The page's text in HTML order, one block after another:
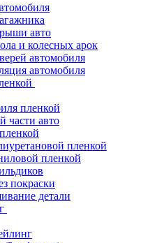
авто
и колесных арок
автомобиля
автомобиля
пленкой
части авто
пленкой
пленкой
покраски
детали